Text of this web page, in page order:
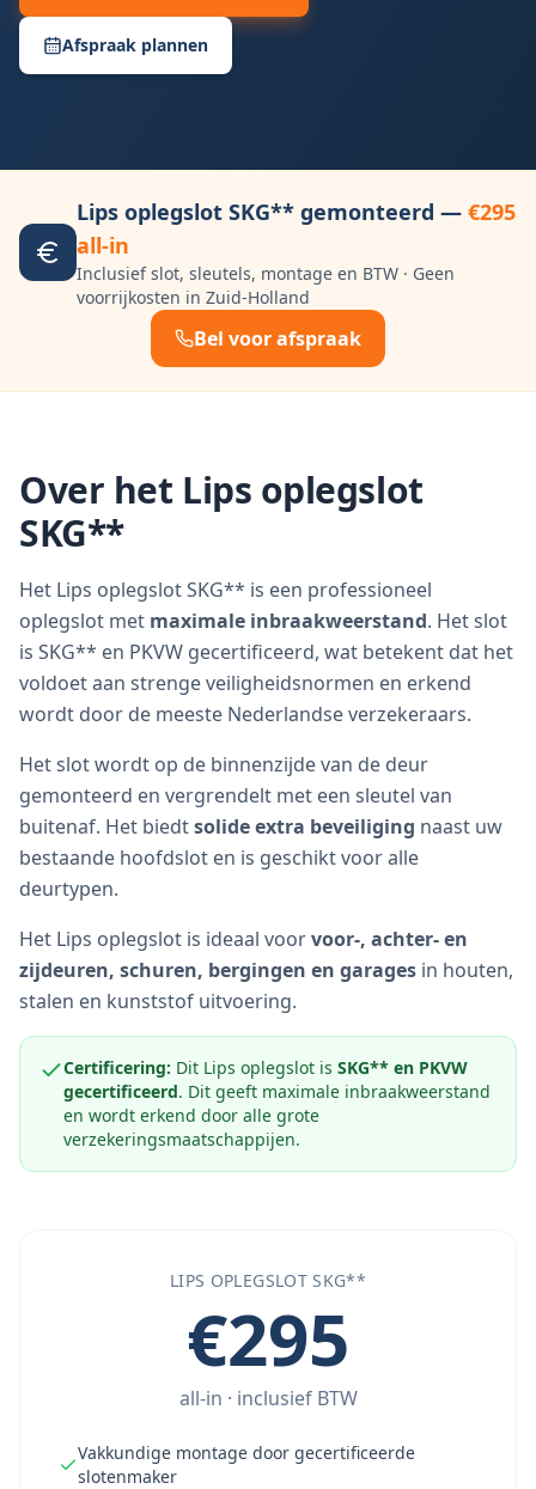
Afspraak plannen
Lips oplegslot SKG** gemonteerd — €295
all-in
Inclusief slot, sleutels, montage en BTW · Geen
voorrijkosten in Zuid-Holland
Bel voor afspraak
Over het Lips oplegslot
SKG**
Het Lips oplegslot SKG** is een professioneel
oplegslot met maximale inbraakweerstand. Het slot
is SKG** en PKVW gecertificeerd, wat betekent dat het
voldoet aan strenge veiligheidsnormen en erkend
wordt door de meeste Nederlandse verzekeraars.
Het slot wordt op de binnenzijde van de deur
gemonteerd en vergrendelt met een sleutel van
buitenaf. Het biedtsolide extra beveiliging naast uw
bestaande hoofdslot en is geschikt voor alle
deurtypen.
Het Lips oplegslot is ideaal voorvoor-, achter- en
zijdeuren, schuren, bergingen en garages in houten,
stalen en kunststof uitvoering.
Certificering: Dit Lips oplegslot is SKG** en PKVW
gecertificeerd. Dit geeft maximale inbraakweerstand
en wordt erkend door alle grote
verzekeringsmaatschappijen.
LIPS OPLEGSLOT SKG**
€295
all-in · inclusief BTW
Vakkundige montage door gecertificeerde
slotenmaker